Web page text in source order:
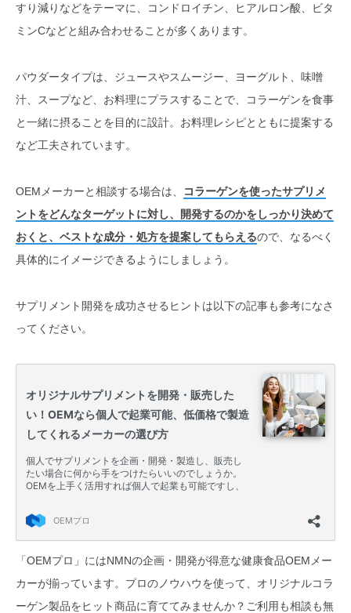
すり減りなどをテーマに、コンドロイチン、ヒアルロン酸、ビタ
ミンCなどと組み合わせることが多くあります。
パウダータイプは、ジュースやスムージー、ヨーグルト、味噌
汁、スープなど、お料理にプラスすることで、コラーゲンを食事
と一緒に摂ることを目的に設計。お料理レシピとともに提案する
など工夫されています。
OEMメーカーと相談する場合は、
コラーゲンを使ったサプリメ
ントをどんなターゲットに対し、開発するのかをしっかり決めて
おくと、ベストな成分・処方を提案してもらえるので、なるべく
具体的にイメージできるようにしましょう。
サプリメント開発を成功させるヒントは以下の記事も参考になさ
ってください。
「OEMプロ」にはNMNの企画・開発が得意な健康食品OEMメー
カーが揃っています。プロのノウハウを使って、オリジナルコラ
ーゲン製品をヒット商品に育ててみませんか？ご利用も相談も無